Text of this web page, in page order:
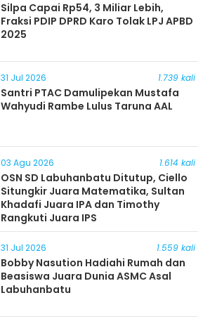
Silpa Capai Rp54, 3 Miliar Lebih,
Fraksi PDIP DPRD Karo Tolak LPJ APBD
2025
31 Jul 2026 1.739 kali
Santri PTAC Damulipekan Mustafa
Wahyudi Rambe Lulus Taruna AAL
03 Agu 2026 1.614 kali
OSN SD Labuhanbatu Ditutup, Ciello
Situngkir Juara Matematika, Sultan
Khadafi Juara IPA dan Timothy
Rangkuti Juara IPS
31 Jul 2026 1.559 kali
Bobby Nasution Hadiahi Rumah dan
Beasiswa Juara Dunia ASMC Asal
Labuhanbatu